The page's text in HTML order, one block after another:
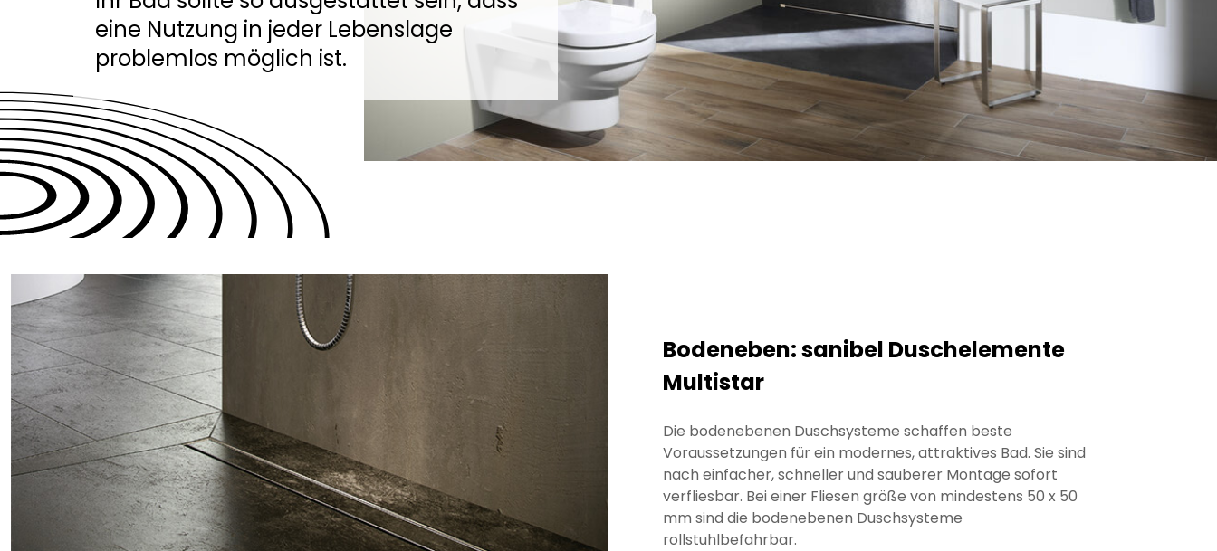
eine Nutzung in jeder Lebenslage
problemlos möglich ist.
Bodeneben: sanibel Duschelemente
Multistar
Die bodenebenen Duschsysteme schaffen beste
Voraussetzungen für ein modernes, attraktives Bad. Sie sind
nach einfacher, schneller und sauberer Montage sofort
verfliesbar. Bei einer Fliesen größe von mindestens 50 x 50
mm sind die bodenebenen Duschsysteme
rollstuhlbefahrbar.